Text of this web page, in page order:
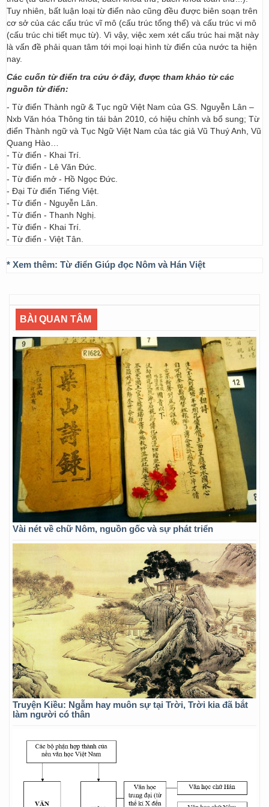
Tuy nhiên, bất luận loại từ điển nào cũng đều được biên soạn trên
cơ sở của các cấu trúc vĩ mô (cấu trúc tổng thể) và cấu trúc vi mô
(cấu trúc chi tiết mục từ). Vì vậy, việc xem xét cấu trúc hai mặt này
là vấn đề phải quan tâm tới mọi loại hình từ điển của nước ta hiện
nay.
Các cuốn từ điển tra cứu ở đây, được tham khảo từ các
nguồn từ điển:
- Từ điển Thành ngữ & Tục ngữ Việt Nam của GS. Nguyễn Lân –
Nxb Văn hóa Thông tin tái bản 2010, có hiệu chỉnh và bổ sung; Từ
điển Thành ngữ và Tục Ngữ Việt Nam của tác giả Vũ Thuý Anh, Vũ
Quang Hào…
- Từ điển - Khai Trí.
- Từ điển - Lê Văn Đức.
- Từ điển mở - Hồ Ngọc Đức.
- Đại Từ điển Tiếng Việt.
- Từ điển - Nguyễn Lân.
- Từ điển - Thanh Nghị.
- Từ điển - Khai Trí.
- Từ điển - Việt Tân.
* Xem thêm: Từ điển Giúp đọc Nôm và Hán Việt
BÀI QUAN TÂM
Vài nét về chữ Nôm, nguồn gốc và sự phát triển
Truyện Kiều: Ngẫm hay muôn sự tại Trời, Trời kia đã bắt
làm người có thân